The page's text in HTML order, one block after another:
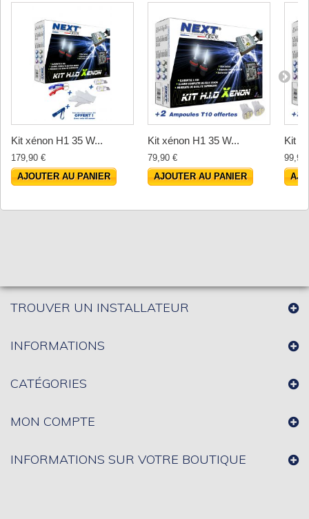
Kit xénon H1 35 W...
179,90 €
AJOUTER AU PANIER
Kit xénon H1 35 W...
79,90 €
AJOUTER AU PANIER
Kit
99,90
TROUVER UN INSTALLATEUR
INFORMATIONS
CATÉGORIES
MON COMPTE
INFORMATIONS SUR VOTRE BOUTIQUE